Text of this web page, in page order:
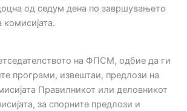
од седум дена по завршувањето
комисијата.
на ФПСМ, одбие да ги
програми, извештаи, предлози на
Правилникот или деловникот
за спорните предлози и